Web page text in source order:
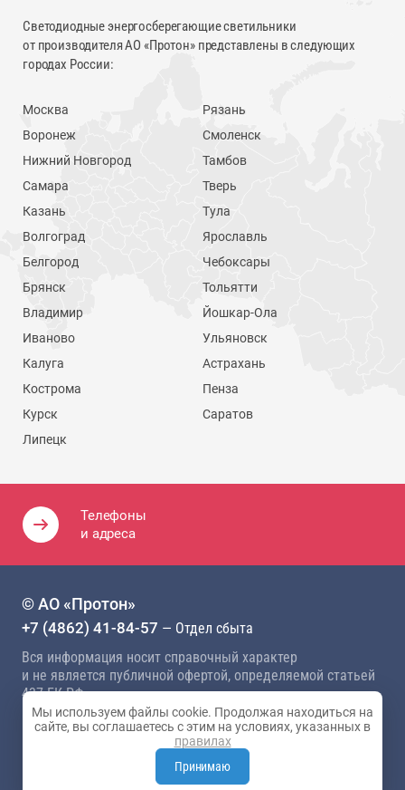
Телефоны
и адреса
Светодиодные энергосберегающие светильники
от производителя АО «Протон» представлены в следующих
городах России:
Москва
Воронеж
Нижний Новгород
Самара
Казань
Волгоград
Белгород
Брянск
Владимир
Иваново
Калуга
Кострома
Курск
Липецк
Рязань
Смоленск
Тамбов
Тверь
Тула
Ярославль
Чебоксары
Тольятти
Йошкар-Ола
Ульяновск
Астрахань
Пенза
Саратов
© АО «Протон»
+7 (4862) 41-84-57 — Отдел сбыта
Вся информация носит справочный характер
и не является публичной офертой, определяемой статьей
437 ГК РФ
Политика конфиденциальности
Студия 404
Мы используем файлы cookie. Продолжая находиться на
сайте, вы соглашаетесь с этим на условиях, указанных в
правилах
Принимаю